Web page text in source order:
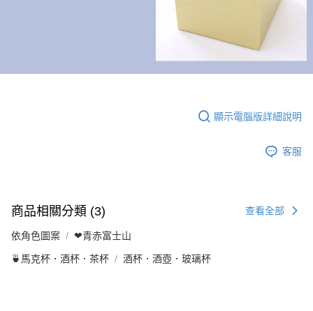
顯示電腦版詳細說明
客服
商品相關分類 (3) 查看全部
依角色圖案 ❤青赤富士山
🍵馬克杯．酒杯．茶杯 酒杯．酒壺．玻璃杯